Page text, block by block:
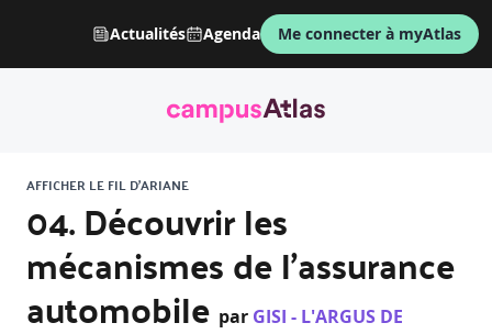
Actualités Agenda Me connecter à myAtlas
AFFICHER LE FIL D'ARIANE
04. Découvrir les
mécanismes de l’assurance
automobile par GISI - L'ARGUS DE